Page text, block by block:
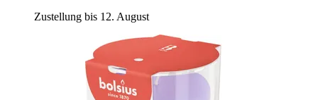
Zustellung bis 12. August